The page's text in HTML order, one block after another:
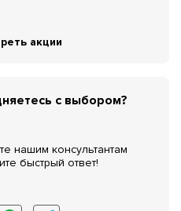
акции
с выбором?
нашим консультантам
быстрый ответ!